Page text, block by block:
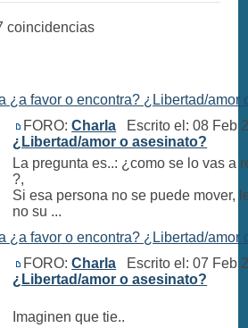
coincidencias
¿a favor o encontra? ¿Libertad/amor
FORO:Charla Escrito el: 08 Feb
¿Libertad/amor o asesinato?
La pregunta es..: ¿como se lo vas a
?,
Si esa persona no se puede mover,
no su ...
¿a favor o encontra? ¿Libertad/amor
FORO:Charla Escrito el: 07 Feb
¿Libertad/amor o asesinato?
Imaginen que tie..